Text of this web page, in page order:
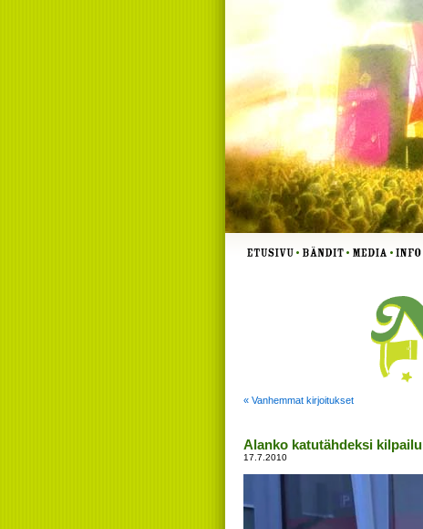
« Vanhemmat kirjoitukset
Alanko katutähdeksi kilpailu
17.7.2010